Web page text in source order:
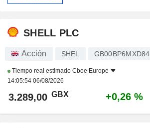
SHELL PLC
Acción SHEL GB00BP6MXD84
Tiempo real estimado Cboe Europe
14:05:54 06/08/2026
3.289,00 GBX +0,26 %